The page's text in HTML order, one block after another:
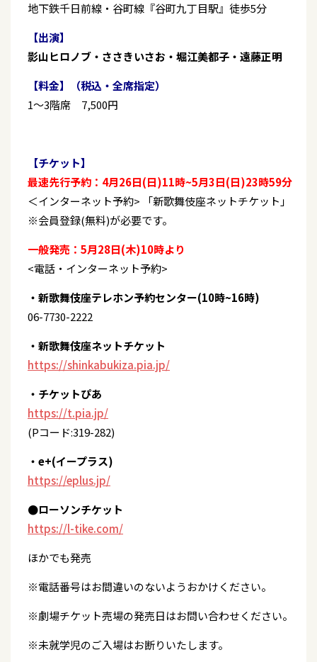
地下鉄千日前線・谷町線『谷町九丁目駅』徒歩5分
【出演】
影山ヒロノブ・ささきいさお・堀江美都子・遠藤正明
【料金】（税込・全席指定）
1～3階席 7,500円
【チケット】
最速先行予約：4月26日(日)11時~5月3日(日)23時59分
＜インターネット予約> 「新歌舞伎座ネットチケット」
※会員登録(無料)が必要です。
一般発売：5月28日(木)10時より
<電話・インターネット予約>
・新歌舞伎座テレホン予約センター(10時~16時)
06-7730-2222
・新歌舞伎座ネットチケット
https://shinkabukiza.pia.jp/
・チケットぴあ
https://t.pia.jp/
(Pコード:319-282)
・e+(イープラス)
https://eplus.jp/
●ローソンチケット
https://l-tike.com/
ほかでも発売
※電話番号はお間違いのないようおかけください。
※劇場チケット売場の発売日はお問い合わせください。
※未就学児のご入場はお断りいたします。